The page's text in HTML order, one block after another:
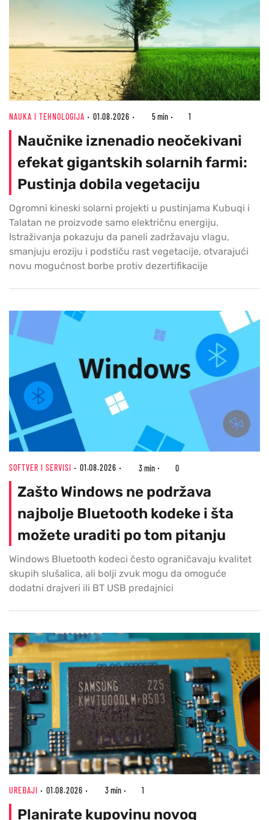
NAUKA I TEHNOLOGIJA 01.08.2026 5 min 1
Naučnike iznenadio neočekivani
efekat gigantskih solarnih farmi:
Pustinja dobila vegetaciju
Ogromni kineski solarni projekti u pustinjama Kubuqi i
Talatan ne proizvode samo električnu energiju.
Istraživanja pokazuju da paneli zadržavaju vlagu,
smanjuju eroziju i podstiču rast vegetacije, otvarajući
novu mogućnost borbe protiv dezertifikacije
SOFTVER I SERVISI 01.08.2026 3 min 0
Zašto Windows ne podržava
najbolje Bluetooth kodeke i šta
možete uraditi po tom pitanju
Windows Bluetooth kodeci često ograničavaju kvalitet
skupih slušalica, ali bolji zvuk mogu da omoguće
dodatni drajveri ili BT USB predajnici
UREĐAJI 01.08.2026 3 min 1
Planirate kupovinu novog